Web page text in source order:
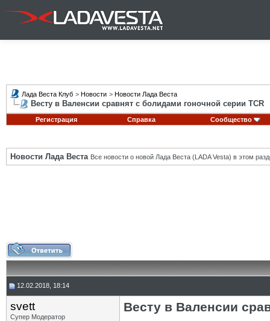
Лада Веста Клуб > Новости > Новости Лада Веста
Весту в Валенсии сравнят с болидами гоночной серии TCR
Регистрация Справка Сообщество
Новости Лада Веста Все новости о новой Лада Веста (LADA Vesta) в этом
12.02.2018, 18:14
svett
Супер Модератор
Весту в Валенсии